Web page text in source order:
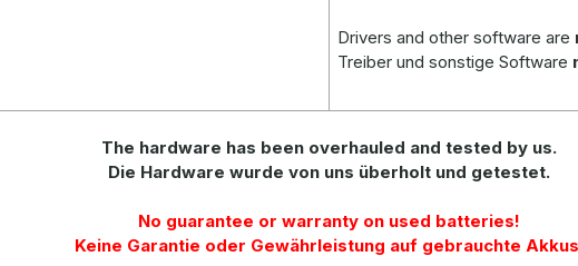
Drivers and other software are
Treiber und sonstige Software
The hardware has been overhauled and tested by us.
Die Hardware wurde von uns überholt und getestet.
No guarantee or warranty on used batteries!
Keine Garantie oder Gewährleistung auf gebrauchte